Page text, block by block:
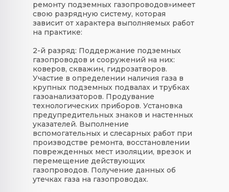
ремонту подземных газопроводов»имеет
свою разрядную систему, которая
зависит от характера выполняемых работ
на практике:
2-й разряд: Поддержание подземных
газопроводов и сооружений на них:
коверов, скважин, гидрозатворов.
Участие в определении наличия газа в
крупных подземных подвалах и трубках
газоанализаторов. Продувание
технологических приборов. Установка
предупредительных знаков и настенных
указателей. Выполнение
вспомогательных и слесарных работ при
производстве ремонта, восстановлении
поврежденных мест изоляции, врезок и
перемещение действующих
газопроводов. Получение данных об
утечках газа на газопроводах.